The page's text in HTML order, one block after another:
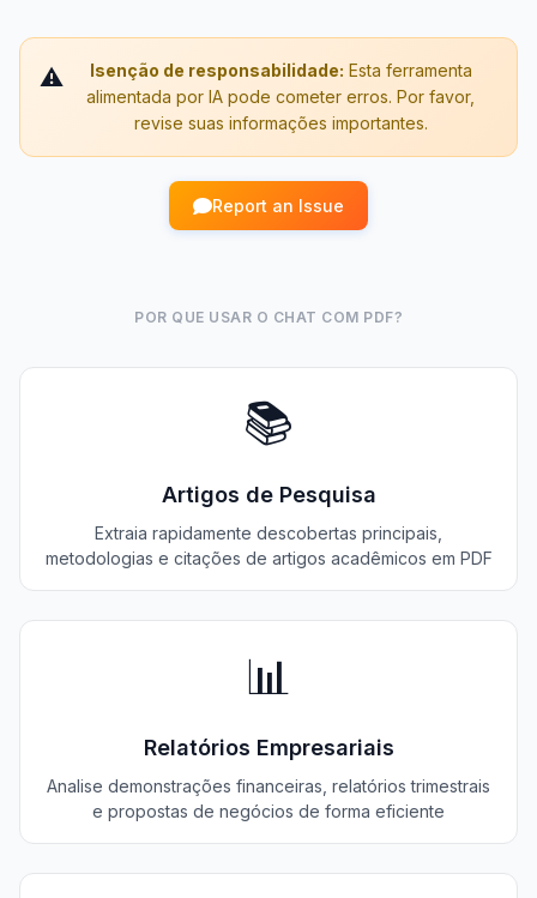
⚠️ Isenção de responsabilidade: Esta ferramenta
alimentada por IA pode cometer erros. Por favor,
revise suas informações importantes.
Report an Issue
POR QUE USAR O CHAT COM PDF?
📚
Artigos de Pesquisa
Extraia rapidamente descobertas principais,
metodologias e citações de artigos acadêmicos em PDF
📊
Relatórios Empresariais
Analise demonstrações financeiras, relatórios trimestrais
e propostas de negócios de forma eficiente